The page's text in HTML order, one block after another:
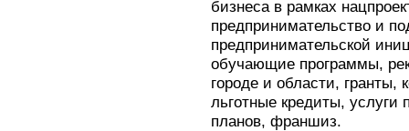
бизнеса в рамках
предпринимательство и
предпринимательской
обучающие программы,
городе и области, гранты,
льготные кредиты, услуги
планов, франшиз.